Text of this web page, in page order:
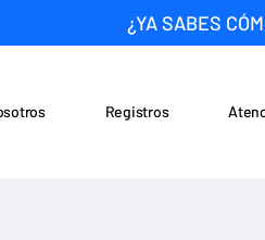
¿YA SABES
Registros